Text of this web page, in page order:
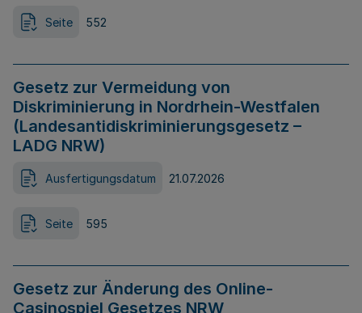
Seite 552
Gesetz zur Vermeidung von
Diskriminierung in Nordrhein-Westfalen
(Landesantidiskriminierungsgesetz –
LADG NRW)
Ausfertigungsdatum 21.07.2026
Seite 595
Gesetz zur Änderung des Online-
Casinospiel Gesetzes NRW